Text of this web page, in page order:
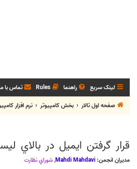
لینک سریع راهنما Rules تماس با
صفحه اول تالار
بخش كامپيوتر نرم افزار
قرار گرفتن ايميل در بالاي
مدیران انجمن: Mahdi Mahdavi
,شوراي نظارت